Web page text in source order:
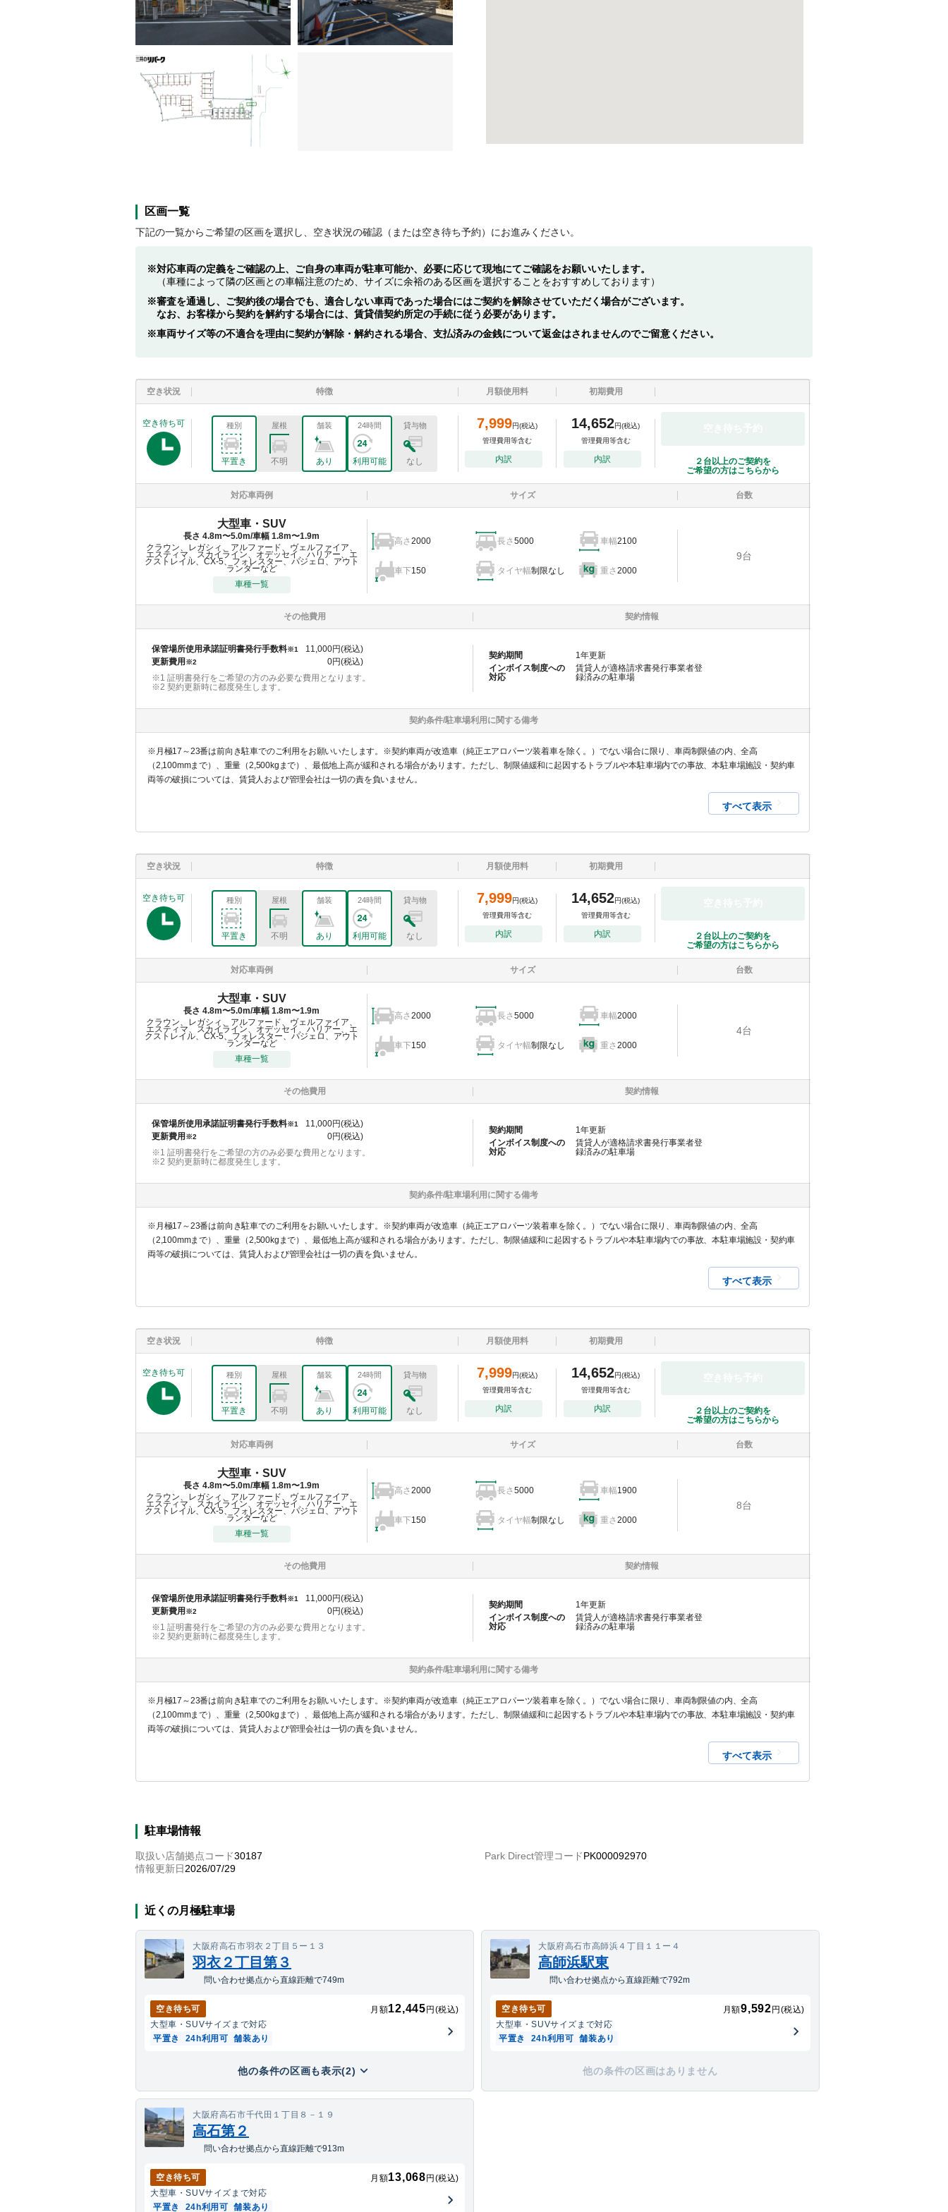
区画一覧
下記の一覧からご希望の区画を選択し、空き状況の確認（または空き待ち予約）にお進みください。
対応車両の定義をご確認の上、ご自身の車両が駐車可能か、必要に応じて現地にてご確認をお願いいたします。
（車種によって隣の区画との車幅注意のため、サイズに余裕のある区画を選択することをおすすめしております）
審査を通過し、ご契約後の場合でも、適合しない車両であった場合にはご契約を解除させていただく場合がございます。
なお、お客様から契約を解約する場合には、賃貸借契約所定の手続に従う必要があります。
車両サイズ等の不適合を理由に契約が解除・解約される場合、支払済みの金銭について返金はされませんのでご留意ください。
空き状況 特徴 月額使用料 初期費用
空き待ち可 種別
平置き
屋根
不明
舗装
あり
24時間
利用可能
貸与物
なし
7,999円(税込)
管理費用等含む
内訳
14,652円(税込)
管理費用等含む
内訳
２台以上のご契約を
ご希望の方はこちらから
対応車両例 サイズ 台数
大型車・SUV
長さ 4.8m〜5.0m/車幅 1.8m〜1.9m
クラウン、レガシィ、アルファード、ヴェルファイア、
エスティマ、スカイライン、オデッセイ、ハリアー、エ
クストレイル、CX-5、フォレスター、パジェロ、アウト
ランダーなど
車種一覧
高さ2000 長さ5000 車幅2100
車下150 タイヤ幅制限なし 重さ2000
9台
その他費用 契約情報
保管場所使用承諾証明書発行手数料※1 11,000円(税込)
更新費用 ※2 0円(税込)
※1 証明書発行をご希望の方のみ必要な費用となります。
※2 契約更新時に都度発生します。
契約期間 1年更新
インボイス制度への
対応
賃貸人が適格請求書発行事業者登
録済みの駐車場
契約条件/駐車場利用に関する備考
※月極17～23番は前向き駐車でのご利用をお願いいたします。※契約車両が改造車（純正エアロパーツ装着車を除く。）でない場合に限り、車両制限値の内、全高
（2,100mmまで）、重量（2,500kgまで）、最低地上高が緩和される場合があります。ただし、制限値緩和に起因するトラブルや本駐車場内での事故、本駐車場施設・契約車
両等の破損については、賃貸人および管理会社は一切の責を負いません。
すべて表示
空き状況 特徴 月額使用料 初期費用
空き待ち可 種別
平置き
屋根
不明
舗装
あり
24時間
利用可能
貸与物
なし
7,999円(税込)
管理費用等含む
内訳
14,652円(税込)
管理費用等含む
内訳
２台以上のご契約を
ご希望の方はこちらから
対応車両例 サイズ 台数
大型車・SUV
長さ 4.8m〜5.0m/車幅 1.8m〜1.9m
クラウン、レガシィ、アルファード、ヴェルファイア、
エスティマ、スカイライン、オデッセイ、ハリアー、エ
クストレイル、CX-5、フォレスター、パジェロ、アウト
ランダーなど
車種一覧
高さ2000 長さ5000 車幅2000
車下150 タイヤ幅制限なし 重さ2000
4台
その他費用 契約情報
保管場所使用承諾証明書発行手数料※1 11,000円(税込)
更新費用 ※2 0円(税込)
※1 証明書発行をご希望の方のみ必要な費用となります。
※2 契約更新時に都度発生します。
契約期間 1年更新
インボイス制度への
対応
賃貸人が適格請求書発行事業者登
録済みの駐車場
契約条件/駐車場利用に関する備考
※月極17～23番は前向き駐車でのご利用をお願いいたします。※契約車両が改造車（純正エアロパーツ装着車を除く。）でない場合に限り、車両制限値の内、全高
（2,100mmまで）、重量（2,500kgまで）、最低地上高が緩和される場合があります。ただし、制限値緩和に起因するトラブルや本駐車場内での事故、本駐車場施設・契約車
両等の破損については、賃貸人および管理会社は一切の責を負いません。
すべて表示
空き状況 特徴 月額使用料 初期費用
空き待ち可 種別
平置き
屋根
不明
舗装
あり
24時間
利用可能
貸与物
なし
7,999円(税込)
管理費用等含む
内訳
14,652円(税込)
管理費用等含む
内訳
２台以上のご契約を
ご希望の方はこちらから
対応車両例 サイズ 台数
大型車・SUV
長さ 4.8m〜5.0m/車幅 1.8m〜1.9m
クラウン、レガシィ、アルファード、ヴェルファイア、
エスティマ、スカイライン、オデッセイ、ハリアー、エ
クストレイル、CX-5、フォレスター、パジェロ、アウト
ランダーなど
車種一覧
高さ2000 長さ5000 車幅1900
車下150 タイヤ幅制限なし 重さ2000
8台
その他費用 契約情報
保管場所使用承諾証明書発行手数料※1 11,000円(税込)
更新費用 ※2 0円(税込)
※1 証明書発行をご希望の方のみ必要な費用となります。
※2 契約更新時に都度発生します。
契約期間 1年更新
インボイス制度への
対応
賃貸人が適格請求書発行事業者登
録済みの駐車場
契約条件/駐車場利用に関する備考
※月極17～23番は前向き駐車でのご利用をお願いいたします。※契約車両が改造車（純正エアロパーツ装着車を除く。）でない場合に限り、車両制限値の内、全高
（2,100mmまで）、重量（2,500kgまで）、最低地上高が緩和される場合があります。ただし、制限値緩和に起因するトラブルや本駐車場内での事故、本駐車場施設・契約車
両等の破損については、賃貸人および管理会社は一切の責を負いません。
すべて表示
駐車場情報
取扱い店舗拠点コード30187 Park Direct管理コードPK000092970
情報更新日2026/07/29
近くの月極駐車場
大阪府高石市羽衣２丁目５ー１３
羽衣２丁目第３
問い合わせ拠点から直線距離で749m
空き待ち可 月額12,445円(税込)
大型車・SUVサイズまで対応
平置き
24h利用可 舗装あり
他の条件の区画も表示(2)
大阪府高石市高師浜４丁目１１ー４
高師浜駅東
問い合わせ拠点から直線距離で792m
空き待ち可 月額9,592円(税込)
大型車・SUVサイズまで対応
平置き
24h利用可 舗装あり
他の条件の区画はありません
大阪府高石市千代田１丁目８－１９
高石第２
問い合わせ拠点から直線距離で913m
空き待ち可 月額13,068円(税込)
大型車・SUVサイズまで対応
平置き
24h利用可 舗装あり